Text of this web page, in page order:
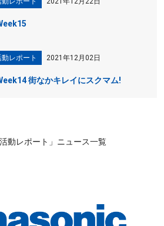
動レポート 2021年12月02日
街なかキレイにスクマム!
動レポート」ニュース一覧